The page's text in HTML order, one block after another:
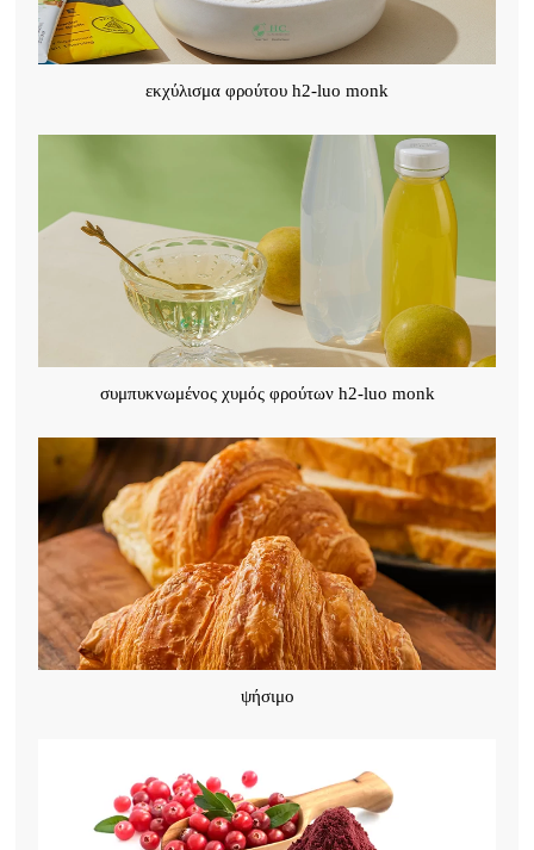
εκχύλισμα φρούτου h2-luo monk
συμπυκνωμένος χυμός φρούτων h2-luo monk
ψήσιμο